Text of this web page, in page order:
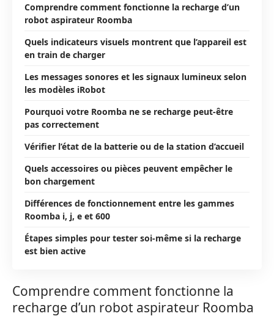
Comprendre comment fonctionne la recharge d’un
robot aspirateur Roomba
Quels indicateurs visuels montrent que l’appareil est
en train de charger
Les messages sonores et les signaux lumineux selon
les modèles iRobot
Pourquoi votre Roomba ne se recharge peut-être
pas correctement
Vérifier l’état de la batterie ou de la station d’accueil
Quels accessoires ou pièces peuvent empêcher le
bon chargement
Différences de fonctionnement entre les gammes
Roomba i, j, e et 600
Étapes simples pour tester soi-même si la recharge
est bien active
Comprendre comment fonctionne la
recharge d’un robot aspirateur Roomba